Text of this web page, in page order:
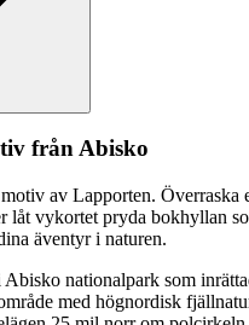
från Abisko
av Lapporten. Överraska
låt vykortet pryda bokhyllan
äventyr i naturen.
Abisko nationalpark som
med högnordisk